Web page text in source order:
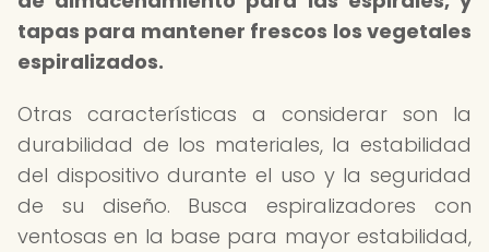
tapas para mantener frescos los vegetales
espiralizados.
Otras características a considerar son la
durabilidad de los materiales, la estabilidad
del dispositivo durante el uso y la seguridad
de su diseño. Busca espiralizadores con
ventosas en la base para mayor estabilidad,